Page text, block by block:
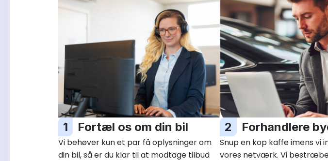
1 Fortæl os om din bil
Vi behøver kun et par få oplysninger om
din bil, så er du klar til at modtage tilbud
2 Forhandlere
Snup en kop kaffe imens vi
vores netværk. Vi